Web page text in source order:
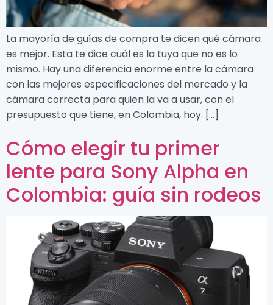
La mayoría de guías de compra te dicen qué cámara
es mejor. Esta te dice cuál es la tuya que no es lo
mismo. Hay una diferencia enorme entre la cámara
con las mejores especificaciones del mercado y la
cámara correcta para quien la va a usar, con el
presupuesto que tiene, en Colombia, hoy. […]
Cómo elegir tu primer
lente para Sony Alpha en
Colombia: guía sin rodeos